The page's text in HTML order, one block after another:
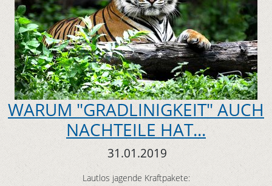
WARUM "GRADLINIGKEIT" AUCH
NACHTEILE HAT...
31.01.2019
Lautlos jagende Kraftpakete: